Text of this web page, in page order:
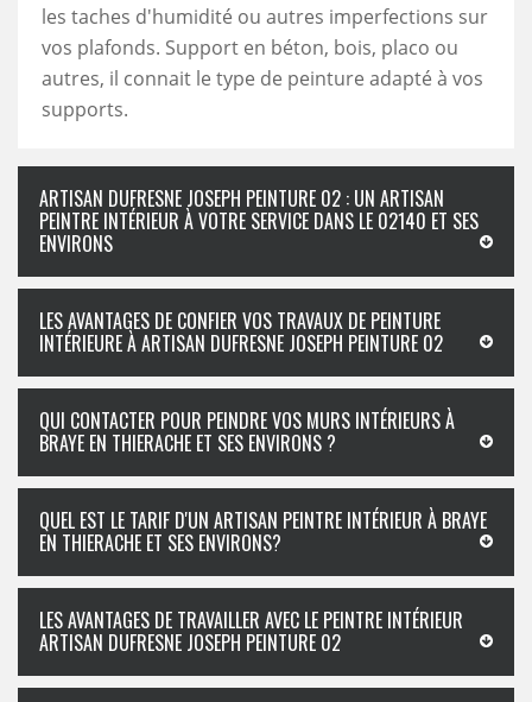
les taches d'humidité ou autres imperfections sur
vos plafonds. Support en béton, bois, placo ou
autres, il connait le type de peinture adapté à vos
supports.
ARTISAN DUFRESNE JOSEPH PEINTURE 02 : UN ARTISAN
PEINTRE INTÉRIEUR À VOTRE SERVICE DANS LE 02140 ET SES
ENVIRONS
LES AVANTAGES DE CONFIER VOS TRAVAUX DE PEINTURE
INTÉRIEURE À ARTISAN DUFRESNE JOSEPH PEINTURE 02
QUI CONTACTER POUR PEINDRE VOS MURS INTÉRIEURS À
BRAYE EN THIERACHE ET SES ENVIRONS ?
QUEL EST LE TARIF D'UN ARTISAN PEINTRE INTÉRIEUR À BRAYE
EN THIERACHE ET SES ENVIRONS?
LES AVANTAGES DE TRAVAILLER AVEC LE PEINTRE INTÉRIEUR
ARTISAN DUFRESNE JOSEPH PEINTURE 02